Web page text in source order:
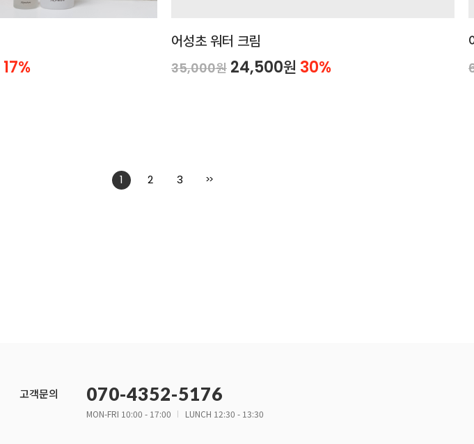
17%
어성초 워터 크림
35,000원 24,500원 30%
1 2 3 >>
고객문의 070-4352-5176
MON-FRI 10:00 - 17:00 LUNCH 12:30 - 13:30